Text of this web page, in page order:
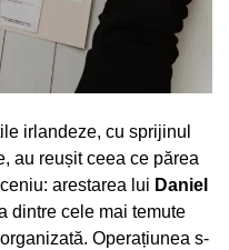
irlandeze, cu sprijinul
au reușit ceea ce părea
arestarea lui Daniel
dintre cele mai temute
Operațiunea s-